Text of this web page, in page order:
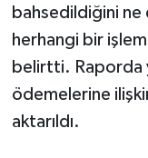
bahsedildiğini ne
herhangi bir
belirtti. Raporda
ödemelerine
aktarıldı.